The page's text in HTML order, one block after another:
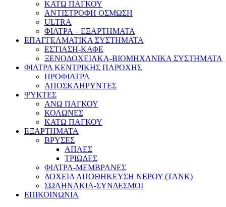
ΚΑΤΩ ΠΑΓΚΟΥ
ΑΝΤΙΣΤΡΟΦΗ ΟΣΜΩΣΗ
ULTRA
ΦΙΛΤΡΑ – ΕΞΑΡΤΗΜΑΤΑ
ΕΠΑΓΓΕΛΜΑΤΙΚΑ ΣΥΣΤΗΜΑΤΑ
ΕΣΤΙΑΣΗ-ΚΑΦΕ
ΞΕΝΟΔΟΧΕΙΑΚΑ-ΒΙΟΜΗΧΑΝΙΚΑ ΣΥΣΤΗΜΑΤΑ
ΦΙΛΤΡΑ ΚΕΝΤΡΙΚΗΣ ΠΑΡΟΧΗΣ
ΠΡΟΦΙΛΤΡΑ
ΑΠΟΣΚΛΗΡΥΝΤΕΣ
ΨΥΚΤΕΣ
ΑΝΩ ΠΑΓΚΟΥ
ΚΟΛΩΝΕΣ
ΚΑΤΩ ΠΑΓΚΟΥ
ΕΞΑΡΤΗΜΑΤΑ
ΒΡΥΣΕΣ
ΑΠΛΕΣ
ΤΡΙΩΔΕΣ
ΦΙΛΤΡΑ-ΜΕΜΒΡΑΝΕΣ
ΔΟΧΕΙΑ ΑΠΟΘΗΚΕΥΣΗ ΝΕΡΟΥ (TANK)
ΣΩΛΗΝΑΚΙΑ-ΣΥΝΔΕΣΜΟΙ
ΕΠΙΚΟΙΝΩΝΙΑ